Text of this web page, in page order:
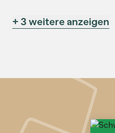
+ 3 weitere anzeigen